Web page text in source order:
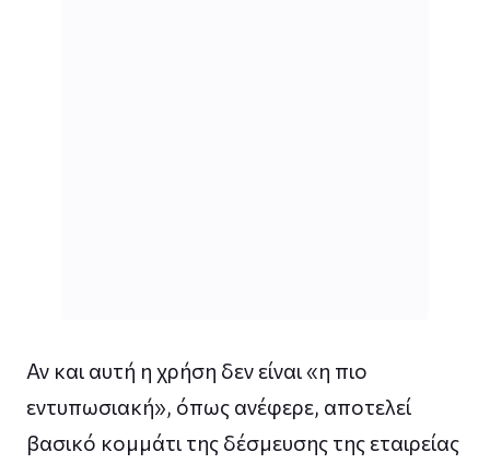
Αν και αυτή η χρήση δεν είναι «η πιο
εντυπωσιακή», όπως ανέφερε, αποτελεί
βασικό κομμάτι της δέσμευσης της εταιρείας